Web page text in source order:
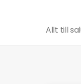
Allt till